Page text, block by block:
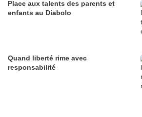
Place aux talents des parents et
enfants au Diabolo
Quand liberté rime avec
responsabilité